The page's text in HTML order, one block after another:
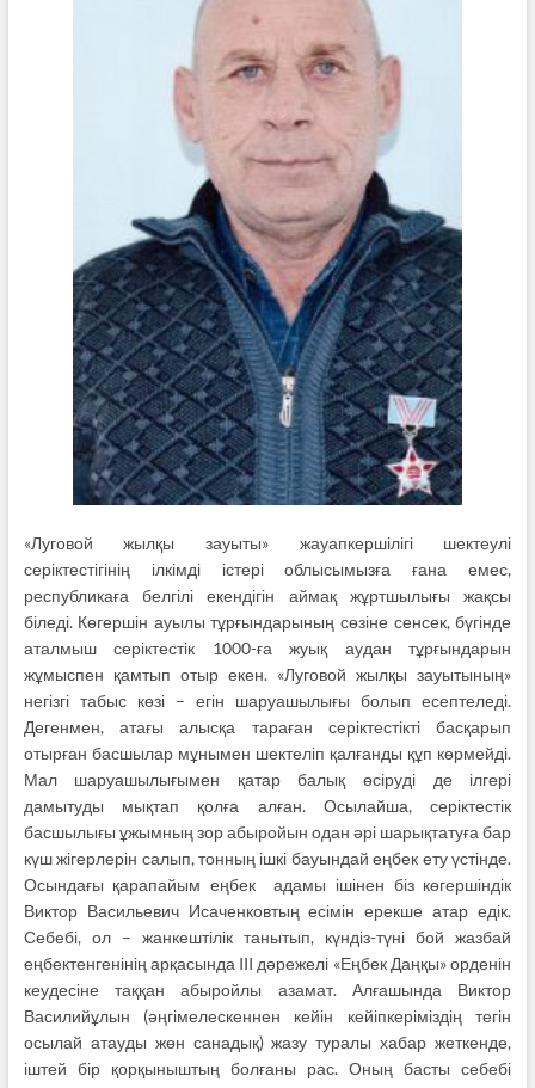
«Луговой жылқы зауыты» жауапкершілігі шектеулі
серіктестігінің ілкімді істері облысымызға ғана емес,
республикаға белгілі екендігін аймақ жұртшылығы жақсы
біледі. Көгершін ауылы тұрғындарының сөзіне сенсек, бүгінде
аталмыш серіктестік 1000-ға жуық аудан тұрғындарын
жұмыспен қамтып отыр екен. «Луговой жылқы зауытының»
негізгі табыс көзі – егін шаруашылығы болып есептеледі.
Дегенмен, атағы алысқа тараған серіктестікті басқарып
отырған басшылар мұнымен шектеліп қалғанды құп көрмейді.
Мал шаруашылығымен қатар балық өсіруді де ілгері
дамытуды мықтап қолға алған. Осылайша, серіктестік
басшылығы ұжымның зор абыройын одан әрі шарықтатуға бар
күш жігерлерін салып, тонның ішкі бауындай еңбек ету үстінде.
Осындағы қарапайым еңбек адамы ішінен біз көгершіндік
Виктор Васильевич Исаченковтың есімін ерекше атар едік.
Себебі, ол – жанкештілік танытып, күндіз-түні бой жазбай
еңбектенгенінің арқасында III дәрежелі «Еңбек Даңқы» орденін
кеудесіне таққан абыройлы азамат. Алғашында Виктор
Василийұлын (әңгімелескеннен кейін кейіпкеріміздің тегін
осылай атауды жөн санадық) жазу туралы хабар жеткенде,
іштей бір қорқыныштың болғаны рас. Оның басты себебі